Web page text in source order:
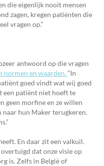
die eigenlijk nooit mensen
zagen, kregen patiënten die
vragen op.”
antwoord op die vragen
normen en waarden. “In
goed vindt wat wij goed
een patiënt niet hoeft te
geen morfine en ze willen
hun Maker terugkeren.
En daar zit een valkuil.
dat onze visie op
is. Zelfs in België of